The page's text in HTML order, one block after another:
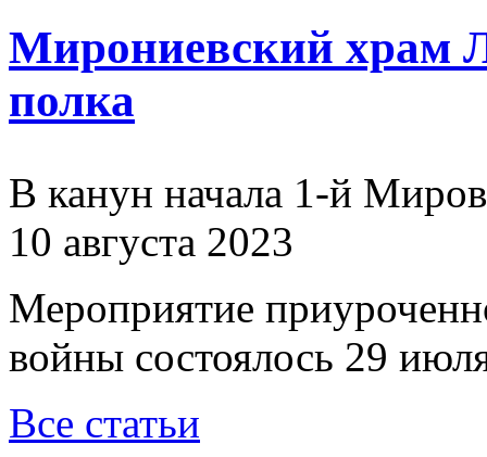
Мирониевский храм
полка
В канун начала 1-й
10 августа 2023
Мероприятие
войны состоялось 29
Все статьи